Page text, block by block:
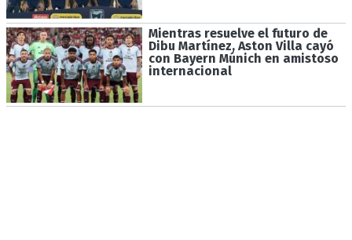
Mientras resuelve el futuro de
Dibu Martínez, Aston Villa cayó
con Bayern Múnich en amistoso
internacional